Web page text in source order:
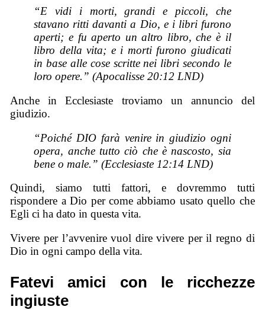
“E vidi i morti, grandi e piccoli, che
stavano ritti davanti a Dio, e i libri furono
aperti; e fu aperto un altro libro, che è il
libro della vita; e i morti furono giudicati
in base alle cose scritte nei libri secondo le
loro opere.” (Apocalisse 20:12 LND)
Anche in Ecclesiaste troviamo un annuncio del
giudizio.
“Poiché DIO farà venire in giudizio ogni
opera, anche tutto ciò che è nascosto, sia
bene o male.” (Ecclesiaste 12:14 LND)
Quindi, siamo tutti fattori, e dovremmo tutti
rispondere a Dio per come abbiamo usato quello che
Egli ci ha dato in questa vita.
Vivere per l’avvenire vuol dire vivere per il regno di
Dio in ogni campo della vita.
Fatevi amici con le ricchezze
ingiuste